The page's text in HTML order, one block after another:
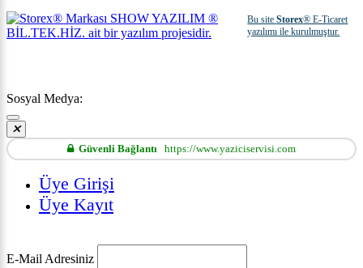
Bu siteStorex® E-Ticaret
yazılımı ile kurulmuştur.
Sosyal Medya:
Güvenli Bağlantı https://www.yaziciservisi.com
Üye Girişi
Üye Kayıt
E-Mail Adresiniz